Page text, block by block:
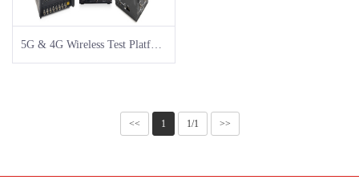
5G & 4G Wireless Test Platforms
<< 1 1/1 >>